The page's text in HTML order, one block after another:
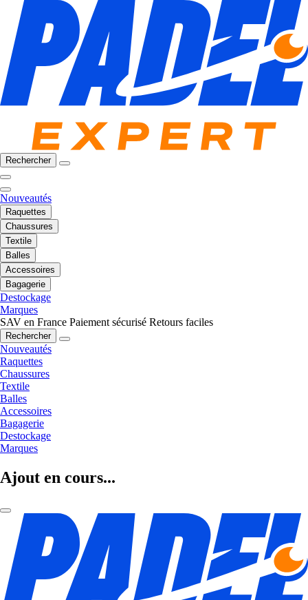
Rechercher
Nouveautés
Raquettes
Chaussures
Textile
Balles
Accessoires
Bagagerie
Destockage
Marques
SAV en France Paiement sécurisé Retours faciles
Rechercher
Nouveautés
Raquettes
Chaussures
Textile
Balles
Accessoires
Bagagerie
Destockage
Marques
Ajout en cours...